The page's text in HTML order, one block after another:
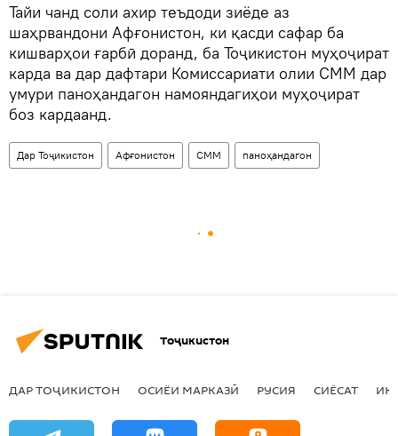
Тайи чанд соли ахир теъдоди зиёде аз
шаҳрвандони Афғонистон, ки қасди сафар ба
кишварҳои ғарбӣ доранд, ба Тоҷикистон муҳоҷират
карда ва дар дафтари Комиссариати олии СММ дар
умури паноҳандагон намояндагиҳои муҳоҷират
боз кардаанд.
Дар Тоҷикистон Афғонистон СММ паноҳандагон
Тоҷикистон
ДАР ТОҶИКИСТОН ОСИЁИ МАРКАЗӢ РУСИЯ СИЁСАТ